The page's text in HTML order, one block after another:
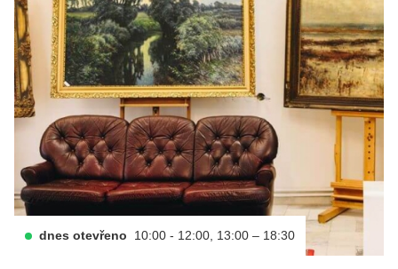
dnes otevřeno 10:00 - 12:00, 13:00 – 18:30